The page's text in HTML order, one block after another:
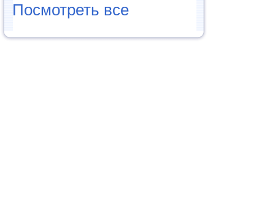
Посмотреть все